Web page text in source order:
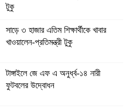
টুকু
সাড়ে ৩ হাজার এতিম শিক্ষার্থীকে খাবার
খাওয়ালেন-প্রতিমন্ত্রী টুকু
টাঙ্গাইলে জে এফ এ অনুর্ধ্ব-১৪ নারী
ফুটবলের উদ্বোধন